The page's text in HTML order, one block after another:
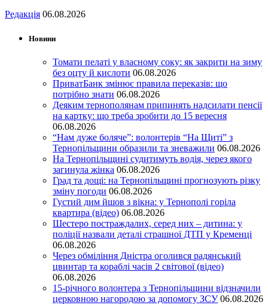
Редакція 06.08.2026
Новини
Томати пелаті у власному соку: як закрити на зиму
без оцту й кислоти 06.08.2026
ПриватБанк змінює правила переказів: що
потрібно знати 06.08.2026
Деяким тернополянам припинять надсилати пенсії
на картку: що треба зробити до 15 вересня
06.08.2026
“Нам дуже боляче”: волонтерів “На Щиті” з
Тернопільщини образили та зневажили 06.08.2026
На Тернопільщині судитимуть водія, через якого
загинула жінка 06.08.2026
Град та дощі: на Тернопільщині прогнозують різку
зміну погоди 06.08.2026
Густий дим йшов з вікна: у Тернополі горіла
квартира (відео) 06.08.2026
Шестеро постраждалих, серед них – дитина: у
поліції назвали деталі страшної ДТП у Кременці
06.08.2026
Через обміління Дністра оголився радянський
цвинтар та кораблі часів 2 світової (відео)
06.08.2026
15-річного волонтера з Тернопільщини відзначили
церковною нагородою за допомогу ЗСУ 06.08.2026